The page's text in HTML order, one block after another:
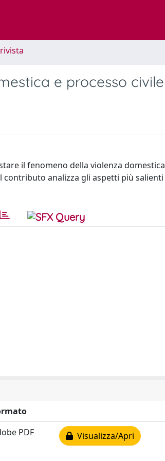
e processo civile
il fenomeno della violenza domestica
analizza gli aspetti più salienti
PDF Visualizza/Apri